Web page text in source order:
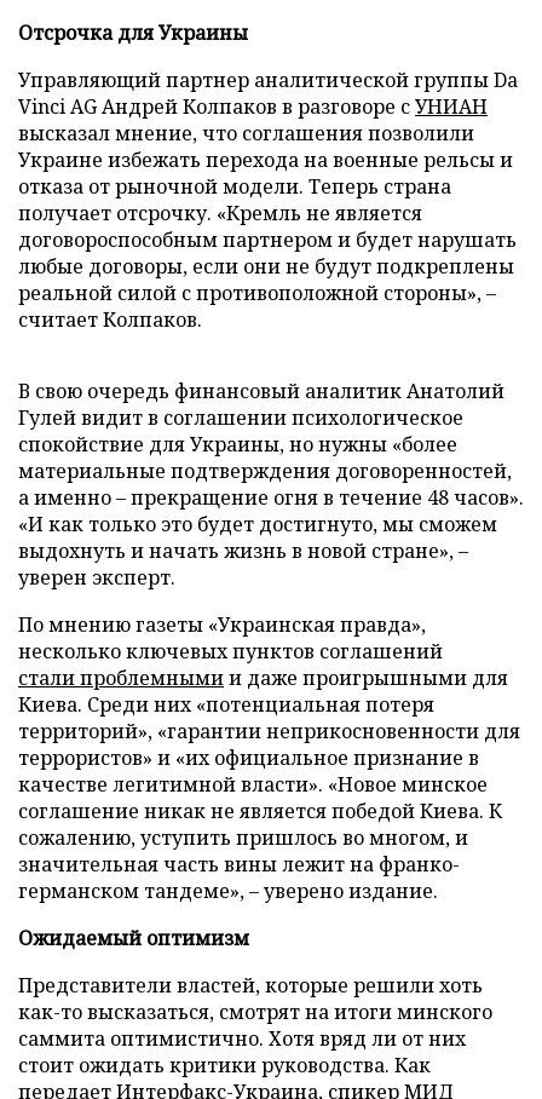
Отсрочка для Украины
Управляющий партнер аналитической группы Da
Vinci AG Андрей Колпаков в разговоре сУНИАН
высказал мнение, что соглашения позволили
Украине избежать перехода на военные рельсы и
отказа от рыночной модели. Теперь страна
получает отсрочку. «Кремль не является
договороспособным партнером и будет нарушать
любые договоры, если они не будут подкреплены
реальной силой с противоположной стороны», –
считает Колпаков.
В свою очередь финансовый аналитик Анатолий
Гулей видит в соглашении психологическое
спокойствие для Украины, но нужны «более
материальные подтверждения договоренностей,
а именно – прекращение огня в течение 48 часов».
«И как только это будет достигнуто, мы сможем
выдохнуть и начать жизнь в новой стране», –
уверен эксперт.
По мнению газеты «Украинская правда»,
несколько ключевых пунктов соглашений
стали проблемнымии даже проигрышными для
Киева. Среди них «потенциальная потеря
территорий», «гарантии неприкосновенности для
террористов» и «их официальное признание в
качестве легитимной власти». «Новое минское
соглашение никак не является победой Киева. К
сожалению, уступить пришлось во многом, и
значительная часть вины лежит на франко-
германском тандеме», – уверено издание.
Ожидаемый оптимизм
Представители властей, которые решили хоть
как-то высказаться, смотрят на итоги минского
саммита оптимистично. Хотя вряд ли от них
стоит ожидать критики руководства. Как
передаетИнтерфакс-Украина, спикер МИД